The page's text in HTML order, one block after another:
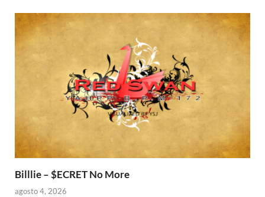
Billlie – $ECRET No More
agosto 4, 2026